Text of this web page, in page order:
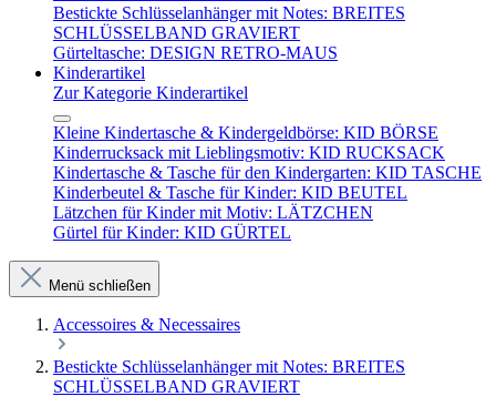
Bestickte Schlüsselanhänger mit Notes: BREITES
SCHLÜSSELBAND GRAVIERT
Gürteltasche: DESIGN RETRO-MAUS
Kinderartikel
Zur Kategorie Kinderartikel
Kleine Kindertasche & Kindergeldbörse: KID BÖRSE
Kinderrucksack mit Lieblingsmotiv: KID RUCKSACK
Kindertasche & Tasche für den Kindergarten: KID TASCHE
Kinderbeutel & Tasche für Kinder: KID BEUTEL
Lätzchen für Kinder mit Motiv: LÄTZCHEN
Gürtel für Kinder: KID GÜRTEL
Menü schließen
Accessoires & Necessaires
Bestickte Schlüsselanhänger mit Notes: BREITES
SCHLÜSSELBAND GRAVIERT